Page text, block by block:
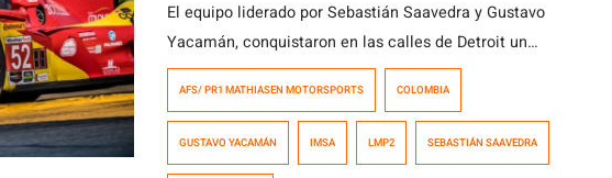
El equipo liderado por Sebastián Saavedra y Gustavo
Yacamán, conquistaron en las calles de Detroit un
nuevo top ten dentro del calendario 2018 de IMSA. La
sexta válida disputada en el circuito de Belle Isle,
confirmó que es uno de los encuentros más
compilados del año, en donde la dupla de créditos
AFS/ PR1 MATHIASEN MOTORSPORTS COLOMBIA
GUSTAVO YACAMÁN IMSA LMP2 SEBASTIÁN SAAVEDRA